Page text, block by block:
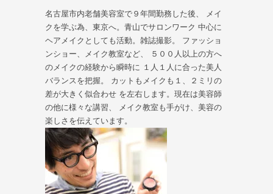
名古屋市内老舗美容室で９年間勤務した後、 メイ
クを学ぶ為、東京へ。青山でサロンワーク 中心に
ヘアメイクとしても活動。雑誌撮影。 ファッショ
ンショー、メイク教室など、 ５００人以上の方へ
のメイクの経験から瞬時に １人１人に合った美人
バランスを把握。 カットもメイクも１、２ミリの
差が大きく似合わせ を左右します。現在は美容師
の他に様々な講習、 メイク教室も手がけ、美容の
楽しさを伝えています。